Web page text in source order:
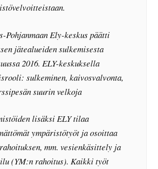
Pohjanmaan Ely-keskus päätti
jätealueiden sulkemisesta
2016. ELY-keskuksella
sulkeminen, kaivosvalvonta,
suurin velkoja
lisäksi ELY tilaa
ympäristötyöt ja osoittaa
mm. vesienkäsittely ja
(YM:n rahoitus). Kaikki työt